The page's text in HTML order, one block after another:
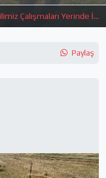
Çalışmaları Yerinde İnceledi
Paylaş